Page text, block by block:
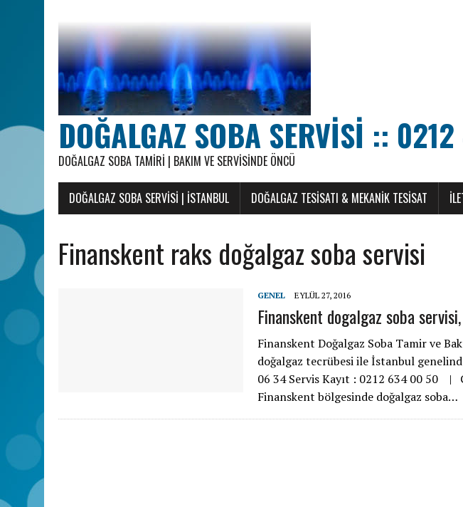
DOĞALGAZ SOBA SERVISI ::
DOĞALGAZ SOBA TAMIRI | BAKIM VE SERVISINDE ÖNCÜ
DOĞALGAZ SOBA SERVISI | İSTANBUL DOĞALGAZ TESISATI & MEKANIK TESISAT
Finanskent raks doğalgaz soba servisi
GENEL EYLÜL 27, 2016
Finanskent dogalgaz soba servisi,
Finanskent Doğalgaz Soba Tamir ve
doğalgaz tecrübesi ile İstanbul
06 34 Servis Kayıt : 0212 634 00 50 |
Finanskent bölgesinde doğalgaz soba…